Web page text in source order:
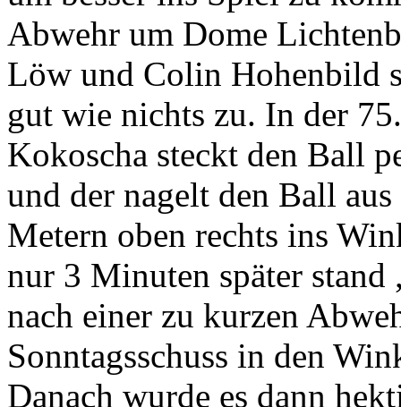
Abwehr um Dome
Löw und Colin Hohenbild
gut wie nichts zu. In der
Kokoscha steckt den Ball
und der nagelt den Ball
Metern oben rechts ins
nur 3 Minuten später
nach einer zu kurzen
Sonntagsschuss in den
Danach wurde es dann